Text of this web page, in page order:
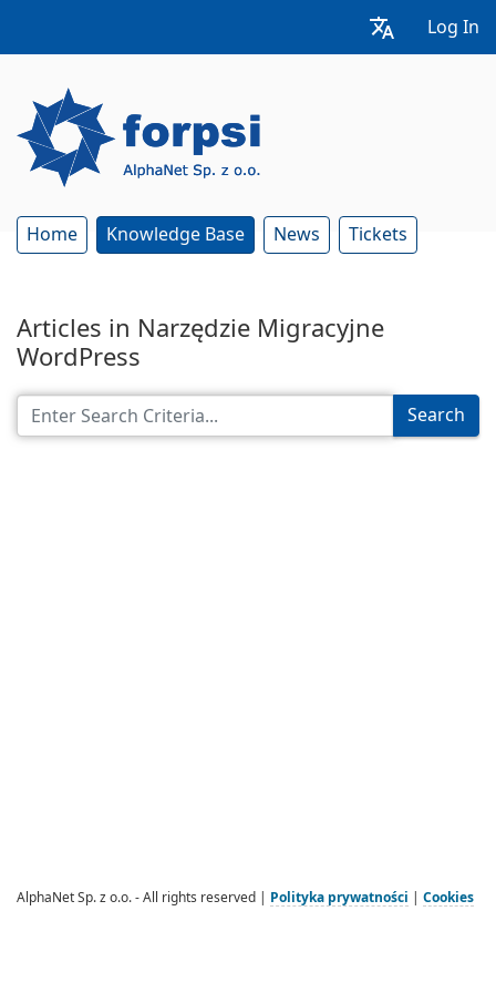
Log In
Home Knowledge Base News Tickets
Articles in Narzędzie Migracyjne
WordPress
Search
AlphaNet Sp. z o.o. - All rights reserved | Polityka prywatności Cookies